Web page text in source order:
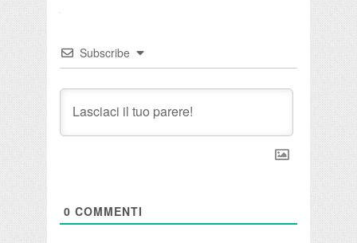
Subscribe
0 COMMENTI